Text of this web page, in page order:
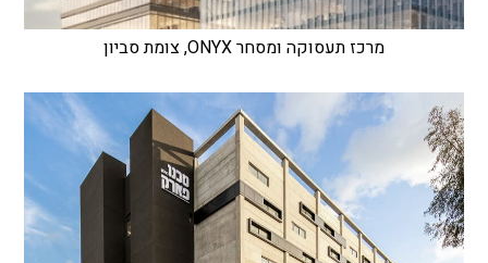
מרכז תעסוקה ומסחר ONYX, צומת סביון